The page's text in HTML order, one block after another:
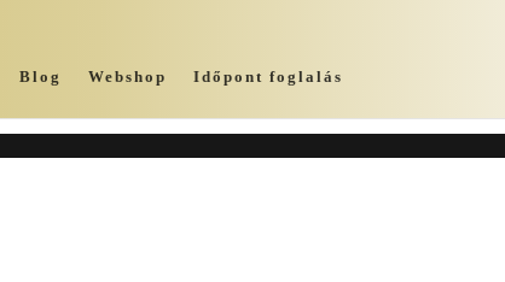
Blog Webshop Időpont foglalás